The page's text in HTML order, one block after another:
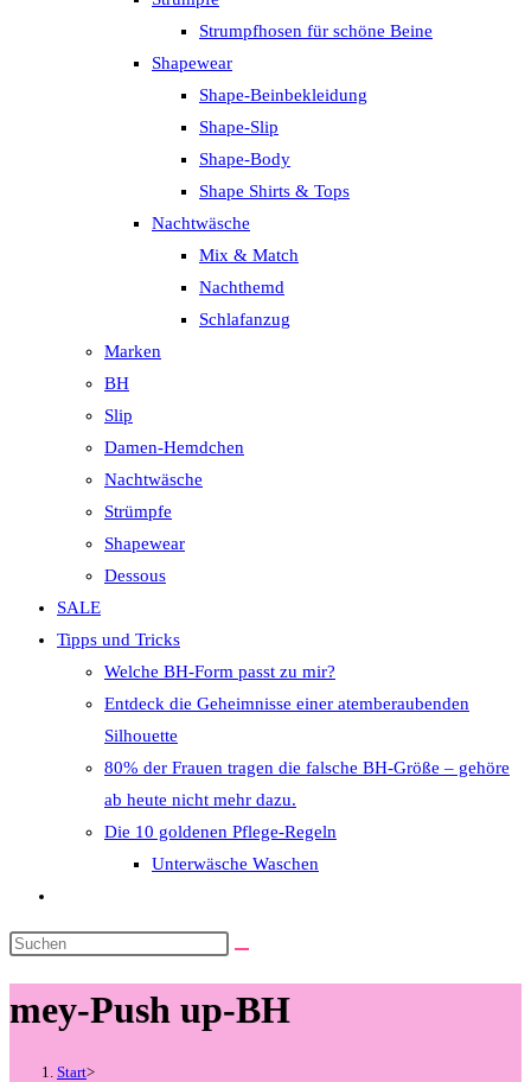
Strumpfhosen für schöne Beine
Shapewear
Shape-Beinbekleidung
Shape-Slip
Shape-Body
Shape Shirts & Tops
Nachtwäsche
Mix & Match
Nachthemd
Schlafanzug
Marken
BH
Slip
Damen-Hemdchen
Nachtwäsche
Strümpfe
Shapewear
Dessous
SALE
Tipps und Tricks
Welche BH-Form passt zu mir?
Entdeck die Geheimnisse einer atemberaubenden
Silhouette
80% der Frauen tragen die falsche BH-Größe – gehöre
ab heute nicht mehr dazu.
Die 10 goldenen Pflege-Regeln
Unterwäsche Waschen
umschalten
Diese
durchsuchen
mey-Push up-BH
Start>